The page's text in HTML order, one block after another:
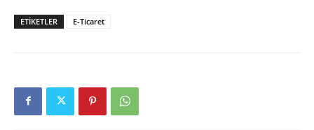
ETIKETLER E-Ticaret